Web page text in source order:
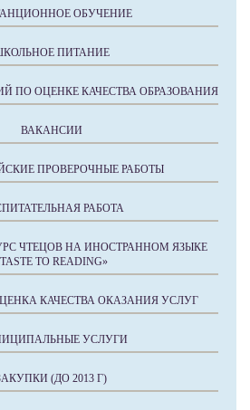
ОБУЧЕНИЕ
ПИТАНИЕ
ПО ОЦЕНКЕ КАЧЕСТВА ОБРАЗОВАНИЯ
ВАКАНСИИ
ПРОВЕРОЧНЫЕ РАБОТЫ
РАБОТА
ЧТЕЦОВ НА ИНОСТРАННОМ ЯЗЫКЕ
TO READING»
КАЧЕСТВА ОКАЗАНИЯ УСЛУГ
УСЛУГИ
(ДО 2013 Г)